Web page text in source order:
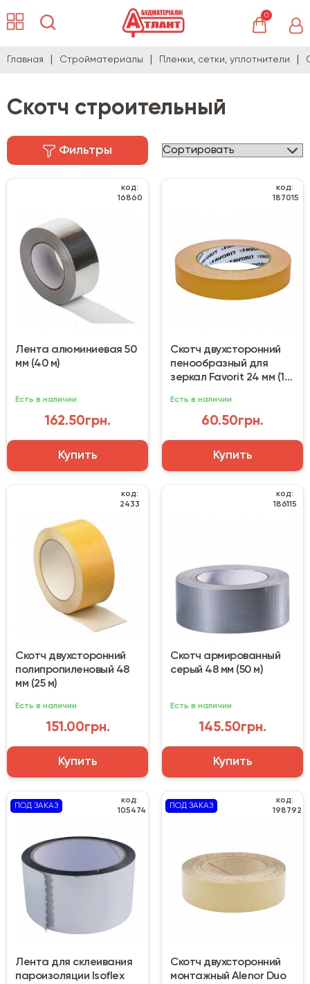
0
Главная Стройматериалы Пленки, сетки, уплотнители
Скотч строительный
Фильтры
код:
16860
Лента алюминиевая 50
мм (40 м)
Есть в наличии
162.50грн.
Купить
код:
187015
Скотч двухсторонний
пенообразный для
зеркал Favorit 24 мм (10
Есть в наличии
60.50грн.
Купить
код:
2433
Скотч двухсторонний
полипропиленовый 48
мм (25 м)
Есть в наличии
151.00грн.
Купить
код:
186115
Скотч армированный
серый 48 мм (50 м)
Есть в наличии
145.50грн.
Купить
ПОД ЗАКАЗ
код:
105474
Лента для склеивания
пароизоляции Isoflex
ПОД ЗАКАЗ
код:
198792
Скотч двухсторонний
монтажный Alenor Duo